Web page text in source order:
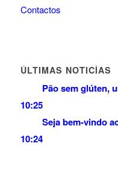
Contactos
ÚLTIMAS NOTICÍAS
Pão sem glúten,
10:25
Seja bem-vindo
10:24